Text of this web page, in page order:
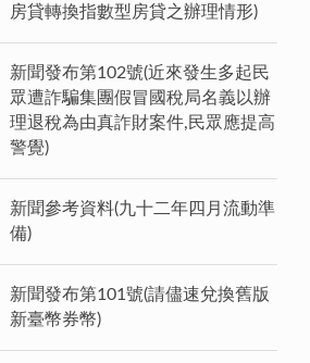
房貸轉換指數型房貸之辦理情形)
新聞發布第102號(近來發生多起民
眾遭詐騙集團假冒國稅局名義以辦
理退稅為由真詐財案件,民眾應提高
警覺)
新聞參考資料(九十二年四月流動準
備)
新聞發布第101號(請儘速兌換舊版
新臺幣券幣)